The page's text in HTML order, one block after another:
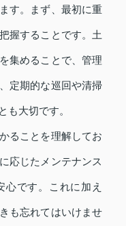
す。まず、最初に重
握することです。土
集めることで、管理
定期的な巡回や清掃
も大切です。
ることを理解してお
応じたメンテナンス
です。これに加え
も忘れてはいけませ